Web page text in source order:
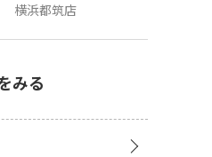
横浜都筑店
みる